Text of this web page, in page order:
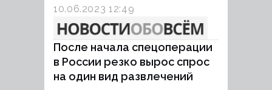
10.06.2023 12:49
После начала спецоперации
в России резко вырос спрос
на один вид развлечений